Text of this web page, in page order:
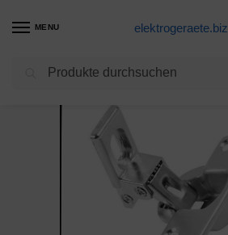
MENU elektrogeraete.biz
Waschmaschine Produkte /